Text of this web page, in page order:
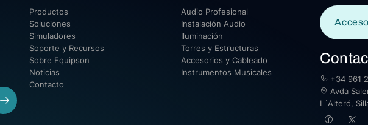
Productos
Soluciones
Simuladores
Soporte y Recursos
Sobre Equipson
Noticias
Contacto
Audio Profesional
Instalación Audio
Iluminación
Torres y Estructuras
Accesorios y Cableado
Instrumentos Musicales
+34 961
Avda
L´Alteró,